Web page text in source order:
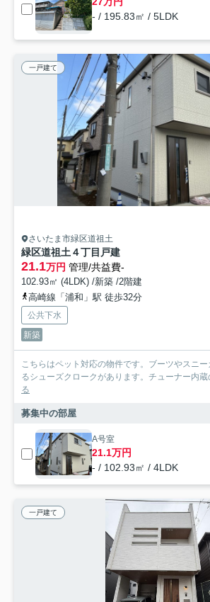
- / 195.83㎡ / 5LDK
一戸建て
さいたま市緑区道祖土
緑区道祖土４丁目戸建
21.1万円 管理/共益費-
102.93㎡ (4LDK) /新築 /2階建
高崎線「浦和」駅 徒歩32分
公共下水
新築
こちらはペット対応の物件です。ブーツやスニー
るシューズクロークがあります。チューナー内蔵
る
募集中の部屋
A号室
21.1万円
- / 102.93㎡ / 4LDK
一戸建て